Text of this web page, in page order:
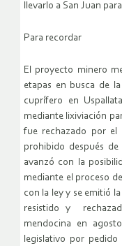
llevarlo a San Juan
Para recordar
El proyecto minero
etapas en busca de
cuprífero en
mediante lixiviación
fue rechazado por el
prohibido después
avanzó con la
mediante el proceso
con la ley y se emitió
resistido y
mendocina en
legislativo por